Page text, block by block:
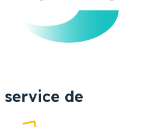
service de